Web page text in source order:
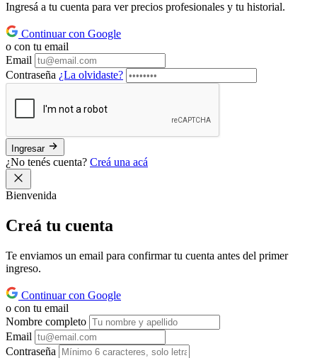
Ingresá a tu cuenta para ver precios profesionales y tu historial.
Continuar con Google
o con tu email
Email
Contraseña ¿La olvidaste?
Ingresar
¿No tenés cuenta? Creá una acá
Bienvenida
Creá tu cuenta
Te enviamos un email para confirmar tu cuenta antes del primer
ingreso.
Continuar con Google
o con tu email
Nombre completo
Email
Contraseña